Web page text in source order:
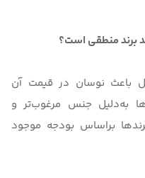
باعث نوسان در قیمت آن
به‌دلیل جنس مرغوب‌تر و
براساس بودجه موجود